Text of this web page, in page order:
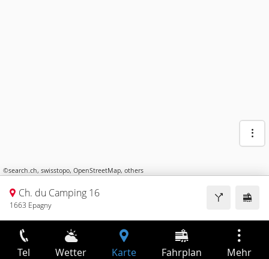
©search.ch, swisstopo, OpenStreetMap, others
Ch. du Camping 16
1663 Epagny
Tel Wetter Karte Fahrplan Mehr